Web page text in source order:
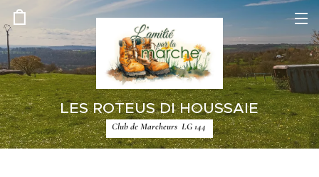
LES ROTEUS DI HOUSSAIE
Club de Marcheurs LG 144